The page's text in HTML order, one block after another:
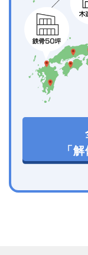
「